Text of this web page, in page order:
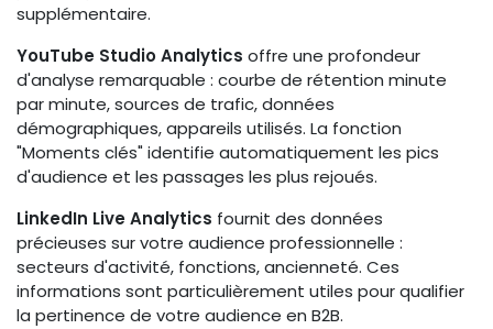
supplémentaire.
YouTube Studio Analytics offre une profondeur
d'analyse remarquable : courbe de rétention minute
par minute, sources de trafic, données
démographiques, appareils utilisés. La fonction
"Moments clés" identifie automatiquement les pics
d'audience et les passages les plus rejoués.
LinkedIn Live Analytics fournit des données
précieuses sur votre audience professionnelle :
secteurs d'activité, fonctions, ancienneté. Ces
informations sont particulièrement utiles pour qualifier
la pertinence de votre audience en B2B.